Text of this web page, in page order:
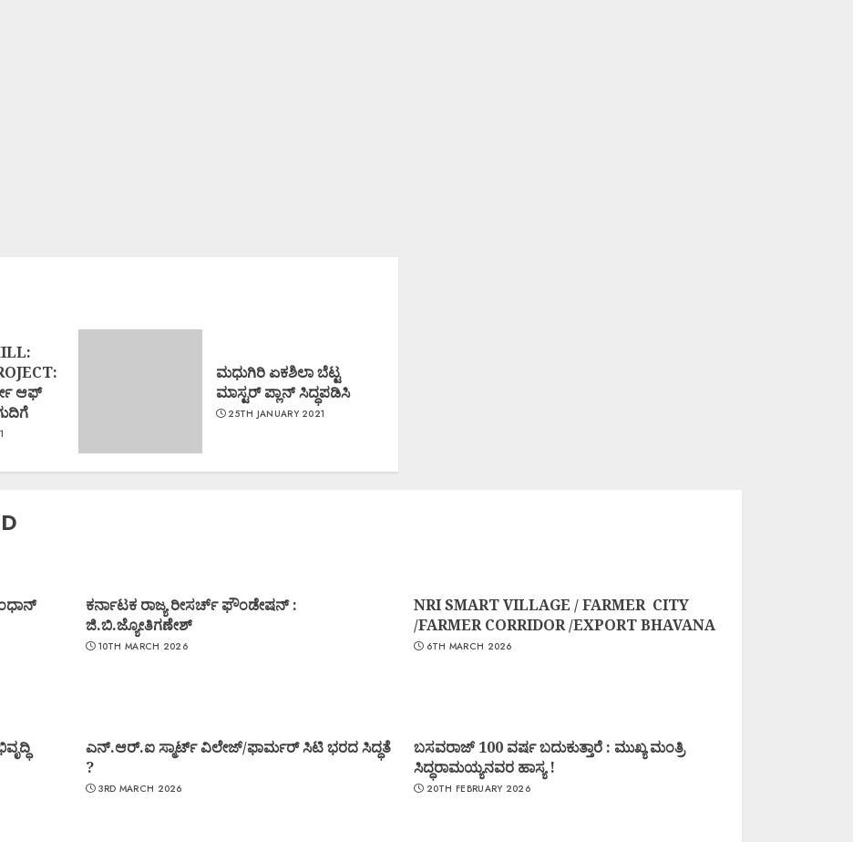
ಆಫ್
ಮಧುಗಿರಿ ಏಕಶಿಲಾ ಬೆಟ್ಟ
ಮಾಸ್ಟರ್ ಪ್ಲಾನ್ ಸಿದ್ಧಪಡಿಸಿ
25TH JANUARY 2021
ಕರ್ನಾಟಕ ರಾಜ್ಯ ರೀಸರ್ಚ್ ಫೌಂಡೇಷನ್ :
ಜಿ.ಬಿ.ಜ್ಯೋತಿಗಣೇಶ್
10TH MARCH 2026
NRI SMART VILLAGE / FARMER CITY
/FARMER CORRIDOR /EXPORT BHAVANA
6TH MARCH 2026
ಎನ್.ಆರ್.ಐ ಸ್ಮಾರ್ಟ್ ವಿಲೇಜ್/ಫಾರ್ಮರ್ ಸಿಟಿ ಭರದ ಸಿದ್ಧತೆ
?
3RD MARCH 2026
ಬಸವರಾಜ್ 100 ವರ್ಷ ಬದುಕುತ್ತಾರೆ : ಮುಖ್ಯ ಮಂತ್ರಿ
ಸಿದ್ಧರಾಮಯ್ಯನವರ ಹಾಸ್ಯ !
20TH FEBRUARY 2026